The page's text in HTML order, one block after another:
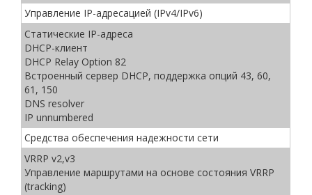
Управление IP-адресацией (IPv4/IPv6)
Статические IP-адреса
DHCP-клиент
DHCP Relay Option 82
Встроенный сервер DHCP, поддержка опций 43, 60,
61, 150
DNS resolver
IP unnumbered
Средства обеспечения надежности сети
VRRP v2,v3
Управление маршрутами на основе состояния VRRP
(tracking)